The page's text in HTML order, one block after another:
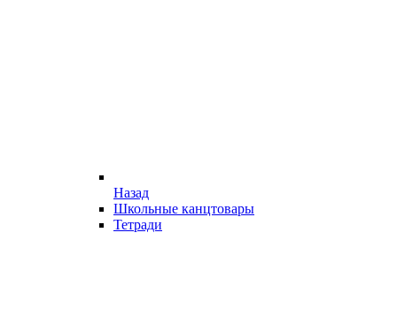
Назад
Школьные канцтовары
Тетради